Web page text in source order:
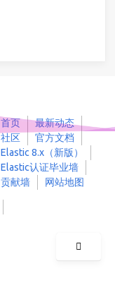
首页
最新动态
社区
官方文档
Elastic 8.x（新版）
Elastic认证毕业墙
贡献墙
网站地图